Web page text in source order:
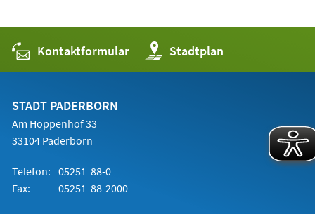
Kontaktformular Stadtplan
(Öffnet
in
einem
STADT PADERBORN
Am Hoppenhof 33
33104 Paderborn
Telefon: 05251 88-0
Fax:
05251 88-2000